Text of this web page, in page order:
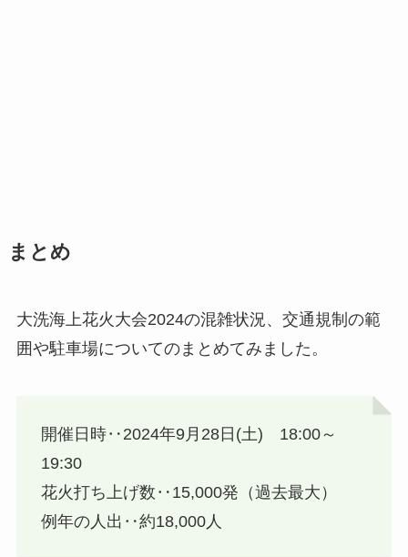
まとめ
大洗海上花火大会2024の混雑状況、交通規制の範
囲や駐車場についてのまとめてみました。
開催日時‥2024年9月28日(土) 18:00～
19:30
花火打ち上げ数‥15,000発（過去最大）
例年の人出‥約18,000人